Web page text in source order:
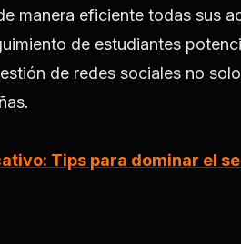
manera eficiente todas sus
de estudiantes
de redes sociales no
Tips para dominar el